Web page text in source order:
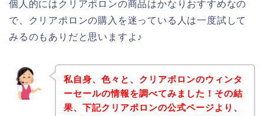
個人的にはクリアポロンの商品はかなりおすすめなの
で、クリアポロンの購入を迷っている人は一度試して
みるのもありだと思いますよ♪
私自身、色々と、クリアポロンのウィンタ
ーセールの情報を調べてみました！その結
果、下記クリアポロンの公式ページより、